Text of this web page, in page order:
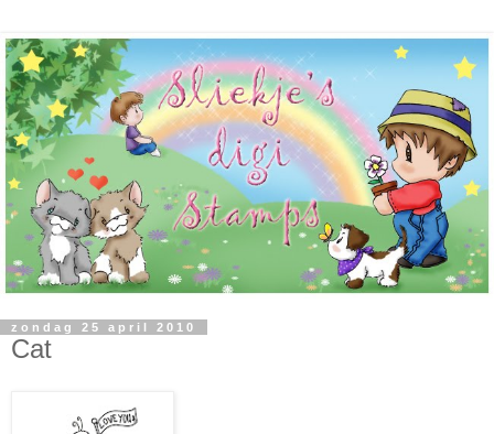
zondag 25 april 2010
Cat